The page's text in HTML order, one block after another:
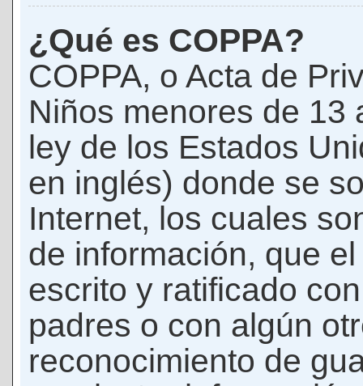
¿Qué es COPPA?
COPPA, o Acta de
Niños menores de 13
ley de los Estados
en inglés) donde se
Internet, los cuales
de información, que
escrito y ratificado
padres o con algún
reconocimiento de